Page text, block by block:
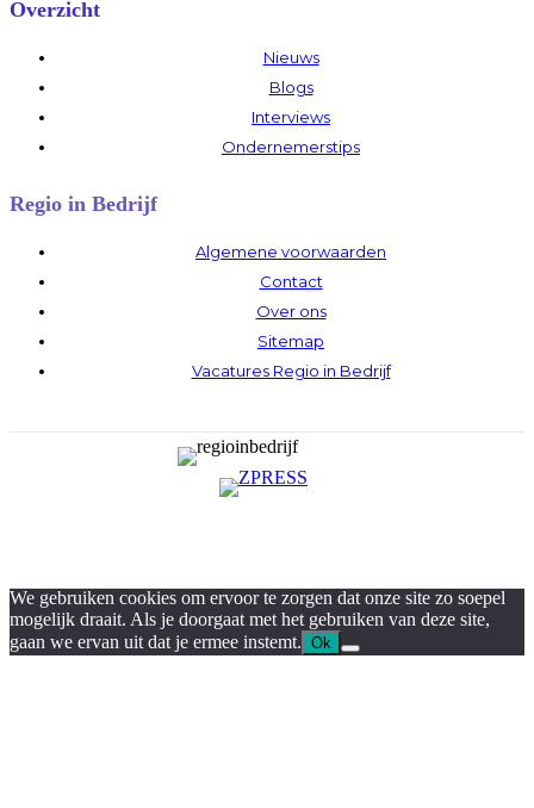
Overzicht
Nieuws
Blogs
Interviews
Ondernemerstips
Regio in Bedrijf
Algemene voorwaarden
Contact
Over ons
Sitemap
Vacatures Regio in Bedrijf
We gebruiken cookies om ervoor te zorgen dat onze site zo soepel
mogelijk draait. Als je doorgaat met het gebruiken van deze site,
gaan we ervan uit dat je ermee instemt. Ok